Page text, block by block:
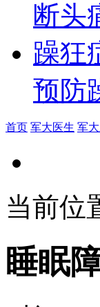
断头
躁狂
预防
首页 军大医生 军
当前位
睡眠